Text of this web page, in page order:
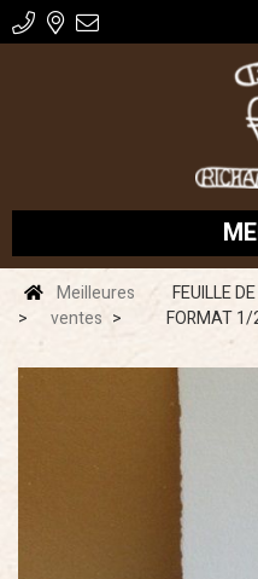
Meilleures
ventes
FEUILLE
FORMAT 1/